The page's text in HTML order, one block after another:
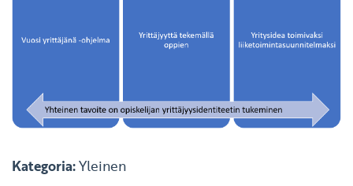
Kategoria:Yleinen